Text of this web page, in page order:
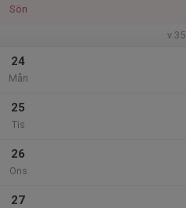
Sön
v.35
24
Mån
25
Tis
26
Ons
27